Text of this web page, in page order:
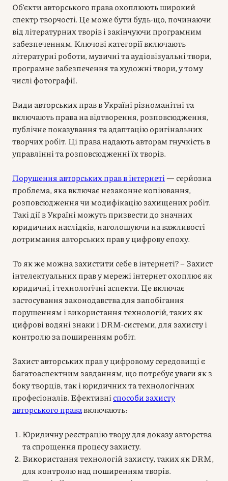
Об’єкти авторського права охоплюють широкий
спектр творчості. Це може бути будь-що, починаючи
від літературних творів і закінчуючи програмним
забезпеченням. Ключові категорії включають
літературні роботи, музичні та аудіовізуальні твори,
програмне забезпечення та художні твори, у тому
числі фотографії.
Види авторських прав в Україні різноманітні та
включають права на відтворення, розповсюдження,
публічне показування та адаптацію оригінальних
творчих робіт. Ці права надають авторам гнучкість в
управлінні та розповсюдженні їх творів.
Порушення авторських прав в інтернеті— серйозна
проблема, яка включає незаконне копіювання,
розповсюдження чи модифікацію захищених робіт.
Такі дії в Україні можуть призвести до значних
юридичних наслідків, наголошуючи на важливості
дотримання авторських прав у цифрову епоху.
То як же можна захистити себе в інтернеті? – Захист
інтелектуальних прав у мережі інтернет охоплює як
юридичні, і технологічні аспекти. Це включає
застосування законодавства для запобігання
порушенням і використання технологій, таких як
цифрові водяні знаки і DRM-системи, для захисту і
контролю за поширенням робіт.
Захист авторських прав у цифровому середовищі є
багатоаспектним завданням, що потребує уваги як з
боку творців, так і юридичних та технологічних
професіоналів. Ефективні способи захисту
авторського прававключають:
Юридичну реєстрацію твору для доказу авторства
та спрощення процесу захисту.
Використання технологій захисту, таких як DRM,
для контролю над поширенням творів.